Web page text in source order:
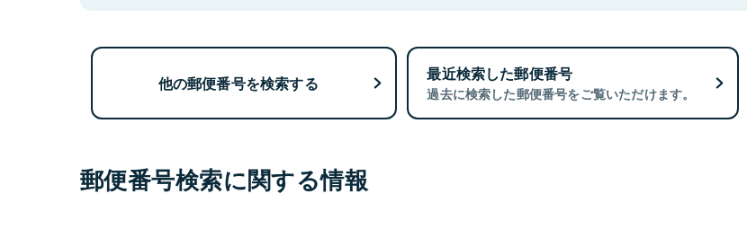
他の郵便番号を検索する 最近検索した郵便番号
過去に検索した郵便番号をご覧いただけます。
郵便番号検索に関する情報